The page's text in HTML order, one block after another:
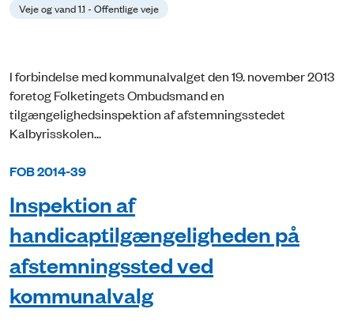
Veje og vand 1.1 - Offentlige veje
I forbindelse med kommunalvalget den 19. november 2013
foretog Folketingets Ombudsmand en
tilgængelighedsinspektion af afstemningsstedet
Kalbyrisskolen...
FOB 2014-39
Inspektion af
handicaptilgængeligheden på
afstemningssted ved
kommunalvalg